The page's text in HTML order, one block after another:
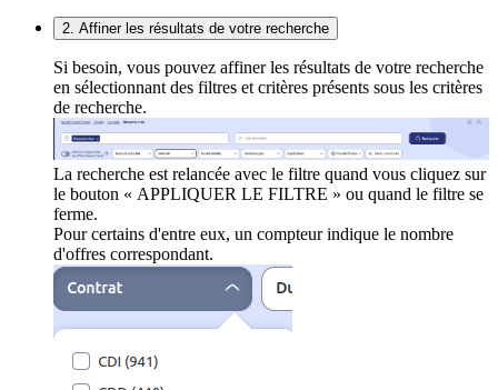
2. Affiner les résultats de votre recherche
Si besoin, vous pouvez affiner les résultats de votre recherche
en sélectionnant des filtres et critères présents sous les critères
de recherche.
La recherche est relancée avec le filtre quand vous cliquez sur
le bouton « APPLIQUER LE FILTRE » ou quand le filtre se
ferme.
Pour certains d'entre eux, un compteur indique le nombre
d'offres correspondant.